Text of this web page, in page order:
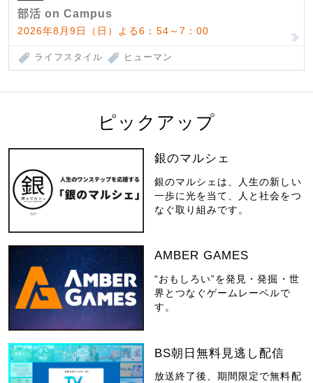
部活 on Campus
2026年8月9日（日）よる6：54～7：00
ライフスタイル ヒューマン
ピックアップ
銀のマルシェ
銀のマルシェは、人生の新しい
一歩に光を当て、人と社会をつ
なぐ取り組みです。
AMBER GAMES
“おもしろい”を発見・発掘・世
界とつなぐゲームレーベルで
す。
BS朝日無料見逃し配信
放送終了後、期間限定で無料配